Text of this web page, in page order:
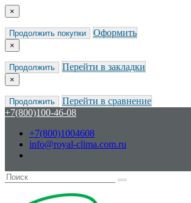
×
Продолжить покупки Оформить
×
Продолжить Перейти в закладки
×
Продолжить
Перейти в сравнение
+7(800)100-46-08
+7(800)1004608
info@royal-clima.com.ru